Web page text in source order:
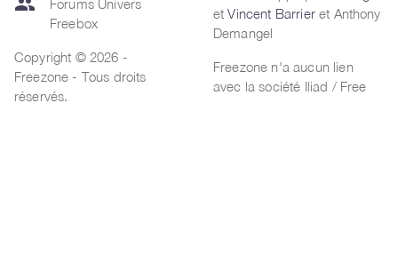
group
Forums Univers
Freebox
Copyright © 2026 -
Freezone - Tous droits
réservés.
etVincent Barrieret Anthony
Demangel
Freezone n'a aucun lien
avec la société Iliad / Free